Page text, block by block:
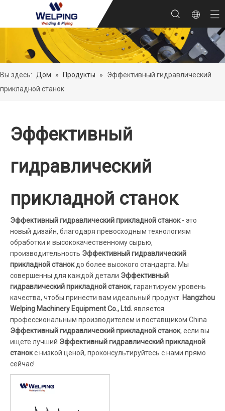
Вы здесь: Дом » Продукты »
Эффективный гидравлический
прикладной станок
Эффективный
гидравлический
прикладной станок
Эффективный гидравлический прикладной станок- это
новый дизайн, благодаря превосходным технологиям
обработки и высококачественному сырью,
производительность Эффективный гидравлический
прикладной станокдо более высокого стандарта. Мы
совершенны для каждой детали Эффективный
гидравлический прикладной станок, гарантируем уровень
качества, чтобы принести вам идеальный продукт. Hangzhou
Welping Machinery Equipment Co., Ltd.является
профессиональным производителем и поставщиком China
Эффективный гидравлический прикладной станок, если вы
ищете лучший Эффективный гидравлический прикладной
станокс низкой ценой, проконсультируйтесь с нами прямо
сейчас!